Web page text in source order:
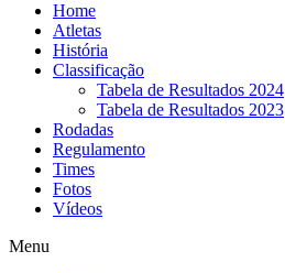
Home
Atletas
História
Classificação
Tabela de Resultados 2024
Tabela de Resultados 2023
Rodadas
Regulamento
Times
Fotos
Vídeos
Menu